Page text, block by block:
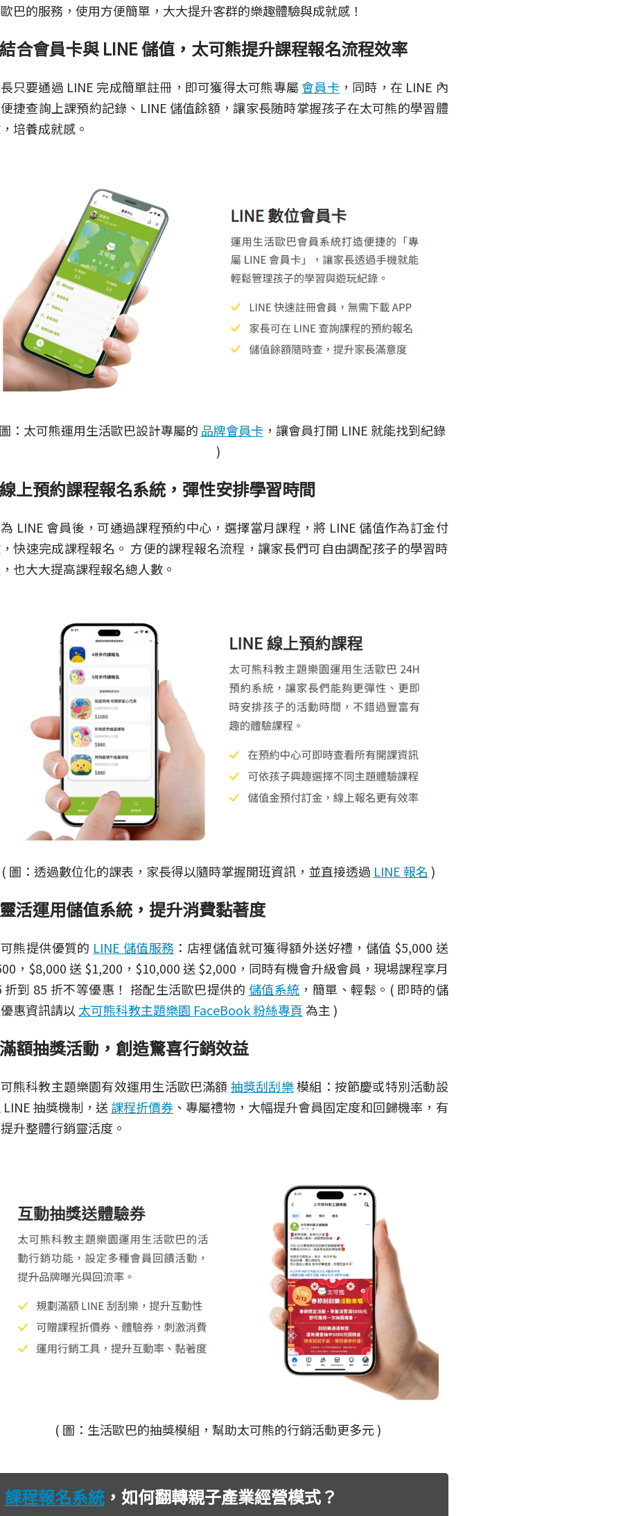
巴的服務，使用方便簡單，大大提升客群的樂趣體驗與成就感！
合會員卡與 LINE 儲值，太可熊提升課程報名流程效率
只要通過 LINE 完成簡單註冊，即可獲得太可熊專屬 會員卡 ，同時，在 LINE 內
捷查詢上課預約記錄、LINE 儲值餘額，讓家長随時掌握孩子在太可熊的學習體
培養成就感。
：太可熊運用生活歐巴設計專屬的 品牌會員卡 ，讓會員打開 LINE 就能找到紀錄
)
上預約課程報名系統，彈性安排學習時間
LINE 會員後，可通過課程預約中心，選擇當月課程，將 LINE 儲值作為訂金付
快速完成課程報名。 方便的課程報名流程，讓家長們可自由調配孩子的學習時
也大大提高課程報名總人數。
( 圖：透過數位化的課表，家長得以隨時掌握開班資訊，並直接透過 LINE 報名 )
活運用儲值系統，提升消費黏著度
熊提供優質的 LINE 儲值服務 ：店裡儲值就可獲得額外送好禮，儲值 $5,000 送
，$8,000 送 $1,200，$10,000 送 $2,000，同時有機會升級會員，現場課程享月
折到 85 折不等優惠！ 搭配生活歐巴提供的 儲值系統 ，簡單、輕鬆。( 即時的儲
惠資訊請以 太可熊科教主題樂園 FaceBook 粉絲專頁 為主 )
額抽獎活動，創造驚喜行銷效益
熊科教主題樂園有效運用生活歐巴滿額 抽獎刮刮樂模組：按節慶或特別活動設
LINE 抽獎機制，送 課程折價券、專屬禮物，大幅提升會員固定度和回歸機率，有
升整體行銷靈活度。
( 圖：生活歐巴的抽獎模組，幫助太可熊的行銷活動更多元 )
課程報名系統，如何翻轉親子產業經營模式？